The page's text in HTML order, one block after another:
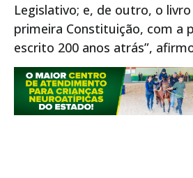
Legislativo; e, de outro, o
primeira Constituição, com a
escrito 200 anos atrás”,